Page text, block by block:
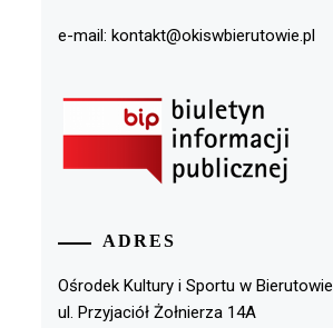
e-mail: kontakt@okiswbierutowie.pl
ADRES
Ośrodek Kultury i Sportu w Bierutowie
ul. Przyjaciół Żołnierza 14A